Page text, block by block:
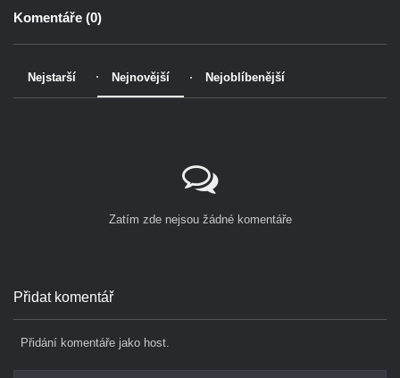
Komentáře (0)
Nejstarší Nejnovější Nejoblíbenější
Zatím zde nejsou žádné komentáře
Přidat komentář
Přidání komentáře jako host.